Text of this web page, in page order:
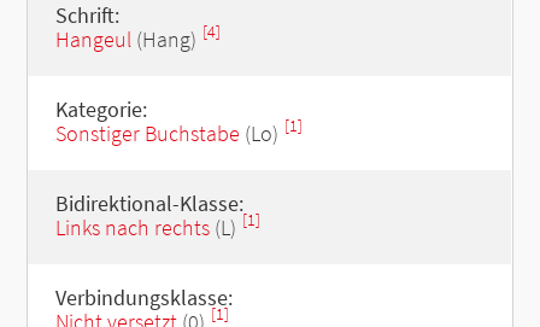
Schrift:
Hangeul(Hang) [4]
Kategorie:
Sonstiger Buchstabe (Lo) [1]
Bidirektional-Klasse:
Links nach rechts(L) [1]
Verbindungsklasse:
[1]